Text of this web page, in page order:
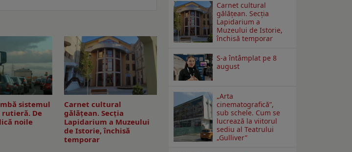
sistemul
De
noile
Carnet cultural
gălăţean. Secţia
Lapidarium a Muzeului
de Istorie, închisă
temporar
Carnet cultural
gălăţean. Secţia
Lapidarium a
Muzeului de Istorie,
închisă temporar
S-a întâmplat pe 8
august
„Arta
cinematografică”,
sub schele. Cum se
lucrează la viitorul
sediu al Teatrului
„Gulliver”